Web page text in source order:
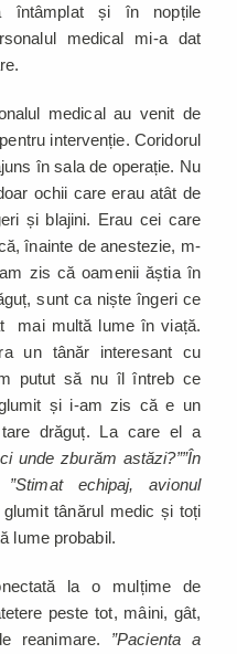
întâmplat și în nopțile
medical mi-a dat
medical au venit de
intervenție. Coridorul
în sala de operație. Nu
ochii care erau atât de
și blajini. Erau cei care
înainte de anestezie, m-
zis că oamenii ăștia în
sunt ca niște îngeri ce
mai multă lume în viață.
un tânăr interesant cu
putut să nu îl întreb ce
și i-am zis că e un
drăguț. La care el a
unde zburăm astăzi?””În
”Stimat echipaj, avionul
tânărul medic și toți
lume probabil.
la o mulțime de
peste tot, mâini, gât,
reanimare. ”Pacienta a